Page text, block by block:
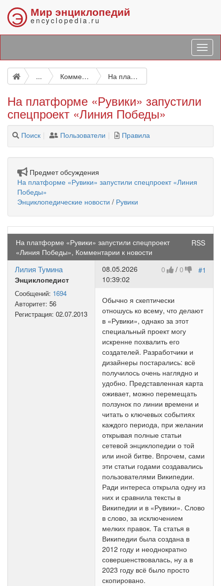
Э Мир энциклопедий
encyclopedia.ru
... Комментарии к новостям На платформе «Рувики» запустили спецпроект «Линия Победы»
На платформе «Рувики» запустили
спецпроект «Линия Победы»
Поиск Пользователи Правила
Предмет обсуждения
На платформе «Рувики» запустили спецпроект «Линия
Победы»
Энциклопедические новости / Рувики
RSS
На платформе «Рувики» запустили спецпроект
«Линия Победы», Комментарии к новости
Лилия Тумина
Энциклопедист
Сообщений: 1694
Авторитет: 56
Регистрация: 02.07.2013
#1
0 / 0
08.05.2026
10:39:02
Обычно я скептически
отношусь ко всему, что делают
в «Рувики», однако за этот
специальный проект могу
искренне похвалить его
создателей. Разработчики и
дизайнеры постарались: всё
получилось очень наглядно и
удобно. Представленная карта
оживает, можно перемещать
ползунок по линии времени и
читать о ключевых событиях
каждого периода, при желании
открывая полные статьи
сетевой энциклопедии о той
или иной битве. Впрочем, сами
эти статьи годами создавались
пользователями Википедии.
Ради интереса открыла одну из
них и сравнила тексты в
Википедии и в «Рувики». Слово
в слово, за исключением
мелких правок. Та статья в
Википедии была создана в
2012 году и неоднократно
совершенствовалась, ну а в
2023 году всё было просто
скопировано.